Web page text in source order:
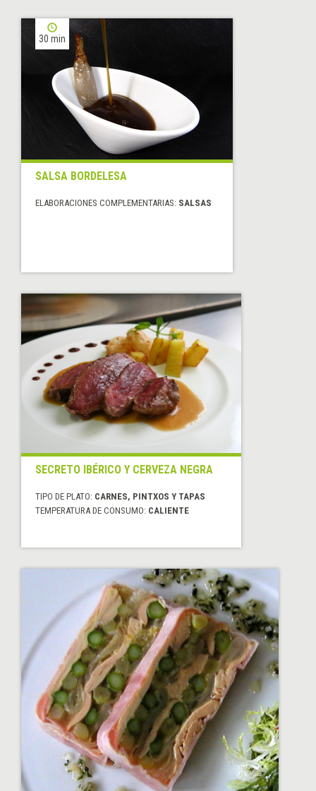
30 min
SALSA BORDELESA
ELABORACIONES COMPLEMENTARIAS: SALSAS
SECRETO IBÉRICO Y CERVEZA NEGRA
TIPO DE PLATO: CARNES, PINTXOS Y TAPAS
TEMPERATURA DE CONSUMO: CALIENTE